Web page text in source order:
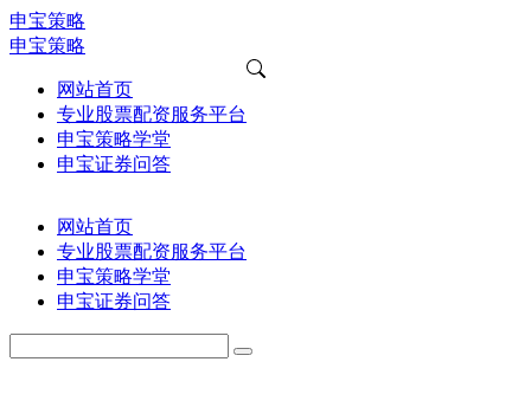
申宝策略
申宝策略
网站首页
专业股票配资服务平台
申宝策略学堂
申宝证券问答
网站首页
专业股票配资服务平台
申宝策略学堂
申宝证券问答